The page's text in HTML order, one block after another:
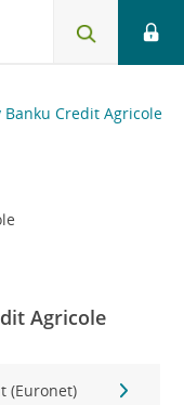
Banku Credit Agricole
Agricole
(Euronet)